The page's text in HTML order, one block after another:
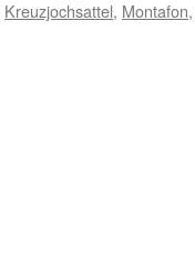
Kreuzjochsattel, Montafon